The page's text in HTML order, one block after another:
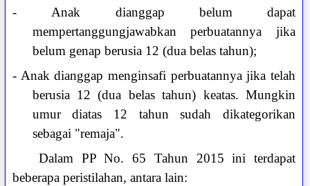
- Anak dianggap belum dapat
mempertanggungjawabkan perbuatannya jika
belum genap berusia 12 (dua belas tahun);
- Anak dianggap menginsafi perbuatannya jika telah
berusia 12 (dua belas tahun) keatas. Mungkin
umur diatas 12 tahun sudah dikategorikan
sebagai "remaja".
Dalam PP No. 65 Tahun 2015 ini terdapat
beberapa peristilahan, antara lain: